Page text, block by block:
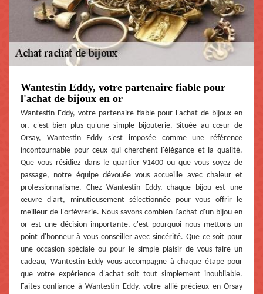
Wantestin Eddy, votre partenaire fiable pour
l'achat de bijoux en or
Wantestin Eddy, votre partenaire fiable pour l'achat de bijoux en
or, c'est bien plus qu'une simple bijouterie. Située au cœur de
Orsay, Wantestin Eddy s'est imposée comme une référence
incontournable pour ceux qui cherchent l'élégance et la qualité.
Que vous résidiez dans le quartier 91400 ou que vous soyez de
passage, notre équipe dévouée vous accueille avec chaleur et
professionnalisme. Chez Wantestin Eddy, chaque bijou est une
œuvre d'art, minutieusement sélectionnée pour vous offrir le
meilleur de l'orfèvrerie. Nous savons combien l'achat d'un bijou en
or est une décision importante, c'est pourquoi nous mettons un
point d'honneur à vous conseiller avec sincérité. Que ce soit pour
une occasion spéciale ou pour le simple plaisir de vous faire un
cadeau, Wantestin Eddy vous accompagne à chaque étape pour
que votre expérience d'achat soit tout simplement inoubliable.
Faites confiance à Wantestin Eddy, votre allié précieux en Orsay